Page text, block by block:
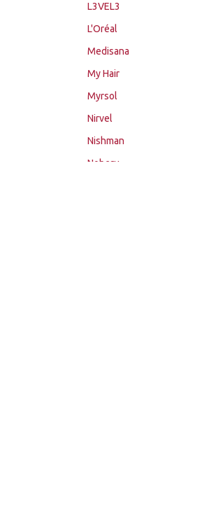
L3VEL3
L'Oréal
Medisana
My Hair
Myrsol
Nirvel
Nishman
Noberu